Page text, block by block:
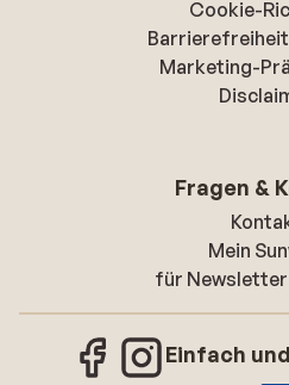
Cookie-
Marketing-
Fragen &
Mein
für Newsletter
Einfach